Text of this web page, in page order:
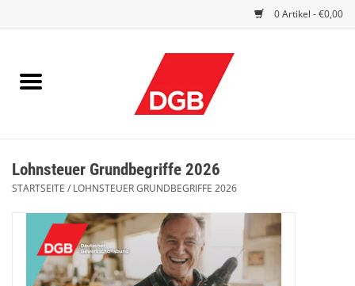
0 Artikel - €0,00
EINBLICK
DGB FRAUEN
DGB JUGEND
Lohnsteuer Grundbegriffe 2026
STARTSEITE / LOHNSTEUER GRUNDBEGRIFFE 2026